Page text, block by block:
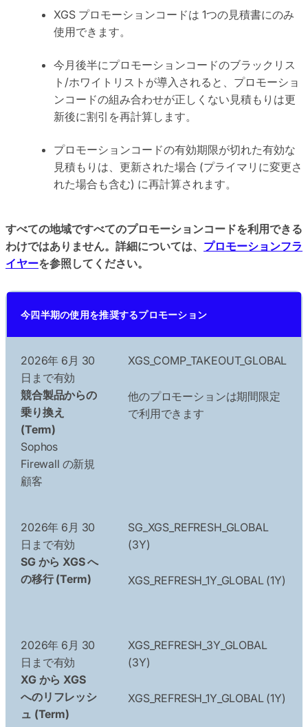
XGS プロモーションコードは 1つの見積書にのみ
使用できます。
今月後半にプロモーションコードのブラックリス
ト/ホワイトリストが導入されると、プロモーショ
ンコードの組み合わせが正しくない見積もりは更
新後に割引を再計算します。
プロモーションコードの有効期限が切れた有効な
見積もりは、更新された場合 (プライマリに変更さ
れた場合も含む) に再計算されます。
すべての地域ですべてのプロモーションコードを利用できる
わけではありません。詳細については、 プロモーションフラ
イヤーを参照してください。
今四半期の使用を推奨するプロモーション
2026年 6月 30
日まで有効
競合製品からの
乗り換え
(Term)
Sophos
Firewall の新規
顧客
XGS_COMP_TAKEOUT_GLOBAL
他のプロモーションは期間限定
で利用できます
2026年 6月 30
日まで有効
SG から XGS へ
の移行 (Term)
SG_XGS_REFRESH_GLOBAL
(3Y)
XGS_REFRESH_1Y_GLOBAL (1Y)
2026年 6月 30
日まで有効
XG から XGS
へのリフレッシ
ュ (Term)
XGS_REFRESH_3Y_GLOBAL
(3Y)
XGS_REFRESH_1Y_GLOBAL (1Y)